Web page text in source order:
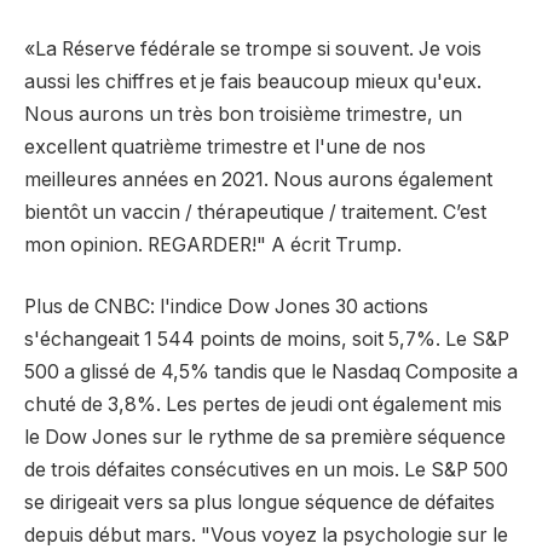
«La Réserve fédérale se trompe si souvent. Je vois
aussi les chiffres et je fais beaucoup mieux qu'eux.
Nous aurons un très bon troisième trimestre, un
excellent quatrième trimestre et l'une de nos
meilleures années en 2021. Nous aurons également
bientôt un vaccin / thérapeutique / traitement. C’est
mon opinion. REGARDER!" A écrit Trump.
Plus de CNBC: l'indice Dow Jones 30 actions
s'échangeait 1 544 points de moins, soit 5,7%. Le S&P
500 a glissé de 4,5% tandis que le Nasdaq Composite a
chuté de 3,8%. Les pertes de jeudi ont également mis
le Dow Jones sur le rythme de sa première séquence
de trois défaites consécutives en un mois. Le S&P 500
se dirigeait vers sa plus longue séquence de défaites
depuis début mars. "Vous voyez la psychologie sur le